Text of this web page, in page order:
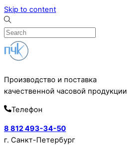
Skip to content
Производство и поставка
качественной часовой продукции
Телефон
8 812 493-34-50
г. Санкт-Петербург